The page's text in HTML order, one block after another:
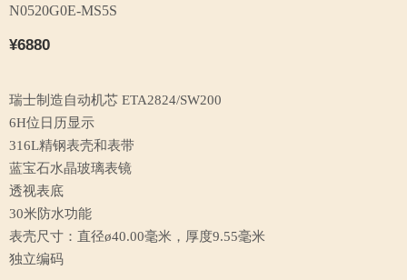
N0520G0E-MS5S
¥6880
瑞士制造自动机芯 ETA2824/SW200
6H位日历显示
316L精钢表壳和表带
蓝宝石水晶玻璃表镜
透视表底
30米防水功能
表壳尺寸：直径ø40.00毫米，厚度9.55毫米
独立编码